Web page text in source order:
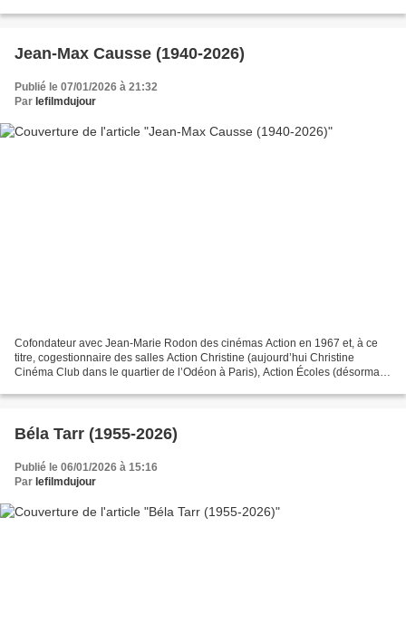
Jean-Max Causse (1940-2026)
Publié le 07/01/2026 à 21:32
Par lefilmdujour
Cofondateur avec Jean-Marie Rodon des cinémas Action en 1967 et, à ce
titre, cogestionnaire des salles Action Christine (aujourd’hui Christine
Cinéma Club dans le quartier de l’Odéon à Paris), Action Écoles (désormais
Béla Tarr (1955-2026)
Publié le 06/01/2026 à 15:16
Par lefilmdujour